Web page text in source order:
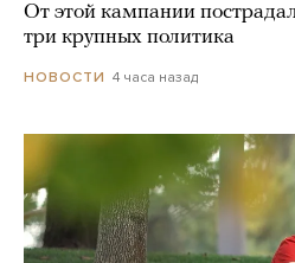
От этой кампании
три крупных политика
НОВОСТИ 4 часа назад